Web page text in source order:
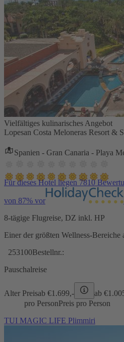
Vielfältiges kulinarisches Angebot
Lopesan Costa Meloneras Resort &
Spanien - Gran Canaria - Playa
Für dieses Hotel liegen 7810
von 87% vor
8-tägige Flugreise, DZ inkl. HP
Einer der größten Wellness-Bereiche
253100Bestellnr.:
Pauschalreise
Alter Preisab €1.699,- ab €
pro PersonPreis pro Person
TUI MAGIC LIFE Plimmiri